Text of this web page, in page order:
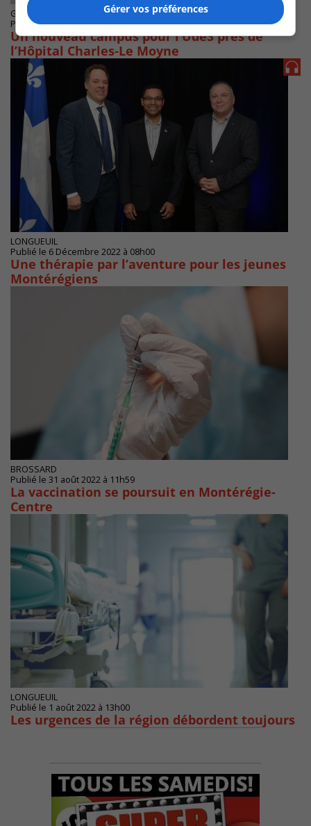
GREENFIELD PARK
Publié le 24 février 2023 à 13h00
Un nouveau campus pour l’UdeS près de
l’Hôpital Charles-Le Moyne
LONGUEUIL
Publié le 6 Décembre 2022 à 08h00
Une thérapie par l’aventure pour les jeunes
Montérégiens
BROSSARD
Publié le 31 août 2022 à 11h59
La vaccination se poursuit en Montérégie-
Centre
LONGUEUIL
Publié le 1 août 2022 à 13h00
Les urgences de la région débordent toujours
Gérer vos préférences